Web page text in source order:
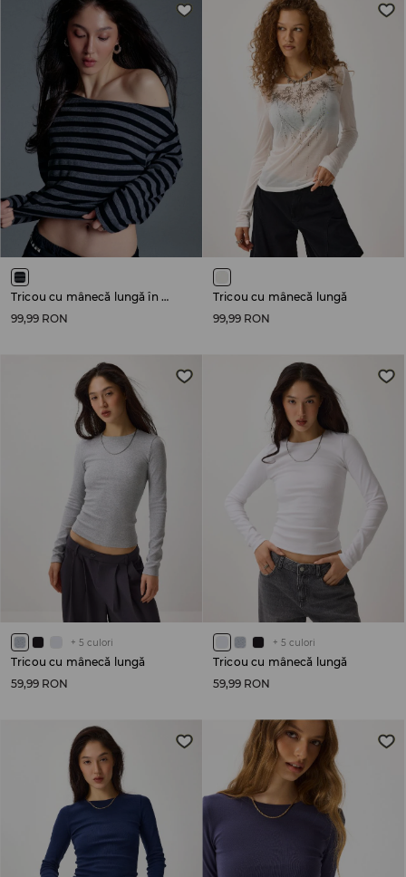
Tricou cu mânecă lungă în dungi
99,99 RON
Tricou cu mânecă lungă
99,99 RON
+ 5 culori
Tricou cu mânecă lungă
59,99 RON
+ 5 culori
Tricou cu mânecă lungă
59,99 RON